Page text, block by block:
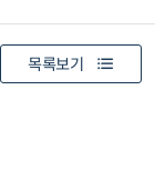
목록보기